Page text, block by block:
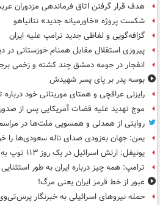
هدف قرار گرفتن اتاق‌ فرماندهی مزدوران
شکست پروژه «خاورمیانه جدید» نتانیاهو
گزافه‌گویی و لفاظی جدید ترامپ علیه ایران
پیروزی استقلال مقابل همنام خوزستانی در
انفجار در حومه دمشق چند کشته و زخمی
بوسه‌ پدر بر پای پسر شهیدش
رایزنی عراقچی و همتای موریتانی خود
موج تهدید علیه قضات آمریکایی پس از
روایتی از همدلی و همسویی ملت‌ها در
یمن: جهان به‌زودی صدای ناله سعودی‌ها را
یونیفل: ارتش اسرائیل در یک روز ۱۱۳ توپ به جنوب لبنان شلیک کرده است
ترامپ: همه چیز درباره ایران به طور
عبور از خط قرمز ایران یعنی مرگ!
حمله نیروهای اسرائیلی به خبرنگار